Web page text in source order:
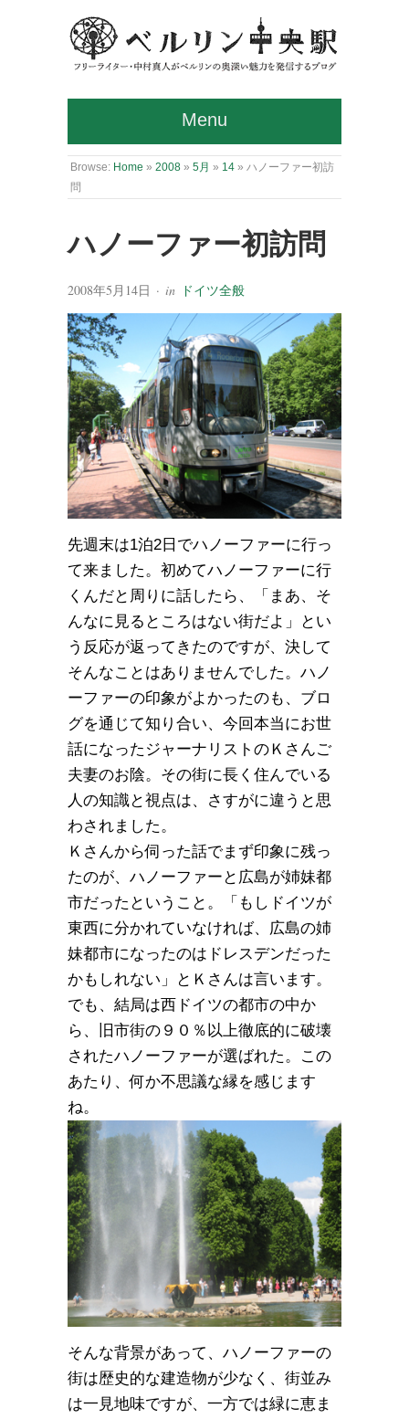
Menu
Browse: Home » 2008 » 5月 » 14 » ハノーファー初訪
問
ハノーファー初訪問
2008年5月14日 · in ドイツ全般
先週末は1泊2日でハノーファーに行っ
て来ました。初めてハノーファーに行
くんだと周りに話したら、「まあ、そ
んなに見るところはない街だよ」とい
う反応が返ってきたのですが、決して
そんなことはありませんでした。ハノ
ーファーの印象がよかったのも、ブロ
グを通じて知り合い、今回本当にお世
話になったジャーナリストのＫさんご
夫妻のお陰。その街に長く住んでいる
人の知識と視点は、さすがに違うと思
わされました。
Ｋさんから伺った話でまず印象に残っ
たのが、ハノーファーと広島が姉妹都
市だったということ。「もしドイツが
東西に分かれていなければ、広島の姉
妹都市になったのはドレスデンだった
かもしれない」とＫさんは言います。
でも、結局は西ドイツの都市の中か
ら、旧市街の９０％以上徹底的に破壊
されたハノーファーが選ばれた。この
あたり、何か不思議な縁を感じます
ね。
そんな背景があって、ハノーファーの
街は歴史的な建造物が少なく、街並み
は一見地味ですが、一方では緑に恵ま